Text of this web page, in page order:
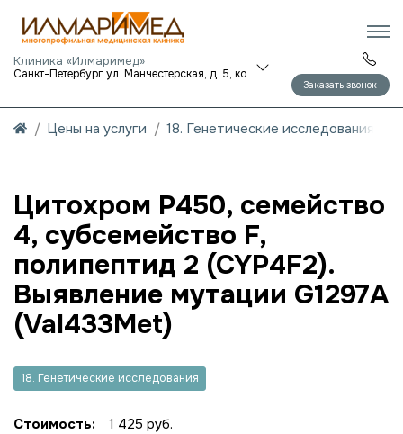
Клиника «Илмаримед»
Санкт-Петербург ул. Манчестерская, д. 5, корп. 1
Заказать звонок
Цены на услуги 18. Генетические исследования
Цитохром P450, семейство
4, субсемейство F,
полипептид 2 (CYP4F2).
Выявление мутации G1297A
(Val433Met)
18. Генетические исследования
Стоимость: 1 425 руб.